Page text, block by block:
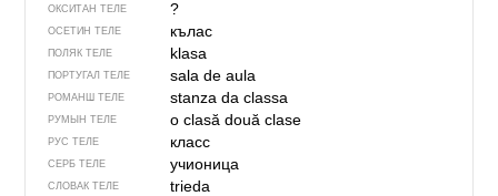
ОКСИТАН ТЕЛЕ ?
ОСЕТИН ТЕЛЕ кълас
ПОЛЯК ТЕЛЕ klasa
ПОРТУГАЛ ТЕЛЕ sala de aula
РОМАНШ ТЕЛЕ stanza da classa
РУМЫН ТЕЛЕ o clasădouă clase
РУС ТЕЛЕ класс
СЕРБ ТЕЛЕ учионица
СЛОВАК ТЕЛЕ trieda